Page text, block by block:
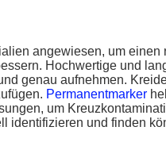
angewiesen, um
Hochwertige und
genau aufnehmen.
Permanentmarker
um
identifizieren und finden